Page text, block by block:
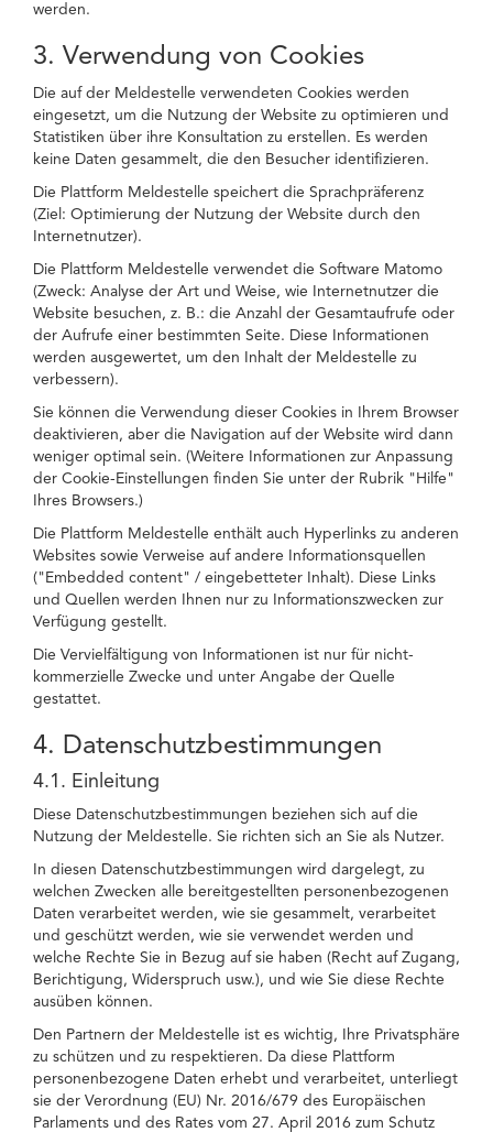
werden.
3. Verwendung von Cookies
Die auf der Meldestelle verwendeten Cookies werden
eingesetzt, um die Nutzung der Website zu optimieren und
Statistiken über ihre Konsultation zu erstellen. Es werden
keine Daten gesammelt, die den Besucher identifizieren.
Die Plattform Meldestelle speichert die Sprachpräferenz
(Ziel: Optimierung der Nutzung der Website durch den
Internetnutzer).
Die Plattform Meldestelle verwendet die Software Matomo
(Zweck: Analyse der Art und Weise, wie Internetnutzer die
Website besuchen, z. B.: die Anzahl der Gesamtaufrufe oder
der Aufrufe einer bestimmten Seite. Diese Informationen
werden ausgewertet, um den Inhalt der Meldestelle zu
verbessern).
Sie können die Verwendung dieser Cookies in Ihrem Browser
deaktivieren, aber die Navigation auf der Website wird dann
weniger optimal sein. (Weitere Informationen zur Anpassung
der Cookie-Einstellungen finden Sie unter der Rubrik "Hilfe"
Ihres Browsers.)
Die Plattform Meldestelle enthält auch Hyperlinks zu anderen
Websites sowie Verweise auf andere Informationsquellen
("Embedded content" / eingebetteter Inhalt). Diese Links
und Quellen werden Ihnen nur zu Informationszwecken zur
Verfügung gestellt.
Die Vervielfältigung von Informationen ist nur für nicht-
kommerzielle Zwecke und unter Angabe der Quelle
gestattet.
4. Datenschutzbestimmungen
4.1. Einleitung
Diese Datenschutzbestimmungen beziehen sich auf die
Nutzung der Meldestelle. Sie richten sich an Sie als Nutzer.
In diesen Datenschutzbestimmungen wird dargelegt, zu
welchen Zwecken alle bereitgestellten personenbezogenen
Daten verarbeitet werden, wie sie gesammelt, verarbeitet
und geschützt werden, wie sie verwendet werden und
welche Rechte Sie in Bezug auf sie haben (Recht auf Zugang,
Berichtigung, Widerspruch usw.), und wie Sie diese Rechte
ausüben können.
Den Partnern der Meldestelle ist es wichtig, Ihre Privatsphäre
zu schützen und zu respektieren. Da diese Plattform
personenbezogene Daten erhebt und verarbeitet, unterliegt
sie der Verordnung (EU) Nr. 2016/679 des Europäischen
Parlaments und des Rates vom 27. April 2016 zum Schutz